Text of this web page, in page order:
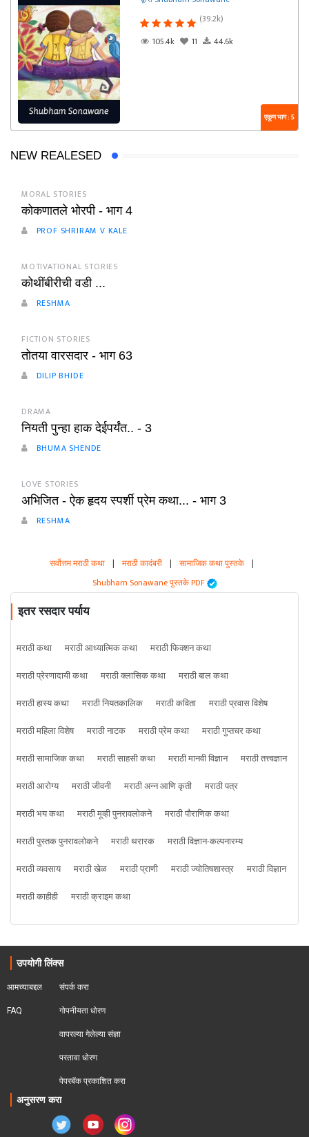
(39.2k)
105.4k
11 44.6k
एकूण भाग : 5
NEW REALESED
MORAL STORIES
कोकणातले भोरपी - भाग 4
PROF SHRIRAM V KALE
MOTIVATIONAL STORIES
कोथींबीरीची वडी ...
RESHMA
FICTION STORIES
तोतया वारसदार - भाग 63
DILIP BHIDE
DRAMA
नियती पुन्हा हाक देईपर्यंत.. - 3
BHUMA SHENDE
LOVE STORIES
अभिजित - ऐक हृदय स्पर्शी प्रेम कथा... - भाग 3
RESHMA
सर्वोत्तम मराठी कथा | मराठी कादंबरी | सामाजिक कथा पुस्तके |
Shubham Sonawane पुस्तके PDF
इतर रसदार पर्याय
मराठी कथा मराठी आध्यात्मिक कथा
मराठी फिक्शन कथा
मराठी प्रेरणादायी कथा
मराठी क्लासिक कथा
मराठी बाल कथा
मराठी हास्य कथा
मराठी नियतकालिक मराठी कविता
मराठी प्रवास विशेष
मराठी महिला विशेष
मराठी नाटक मराठी प्रेम कथा
मराठी गुप्तचर कथा
मराठी सामाजिक कथा
मराठी साहसी कथा मराठी मानवी विज्ञान
मराठी तत्त्वज्ञान
मराठी आरोग्य
मराठी जीवनी मराठी अन्न आणि कृती
मराठी पत्र
मराठी भय कथा
मराठी मूव्ही पुनरावलोकने
मराठी पौराणिक कथा
मराठी पुस्तक पुनरावलोकने
मराठी थरारक
मराठी विज्ञान-कल्पनारम्य
मराठी व्यवसाय
मराठी खेळ मराठी प्राणी मराठी ज्योतिषशास्त्र
मराठी विज्ञान
मराठी काहीही
मराठी क्राइम कथा
उपयोगी लिंक्स
आमच्याबद्दल
FAQ
संपर्क करा
गोपनीयता धोरण
वापरल्या गेलेल्या संज्ञा
परतावा धोरण
पेपरबॅक प्रकाशित करा
अनुसरण करा